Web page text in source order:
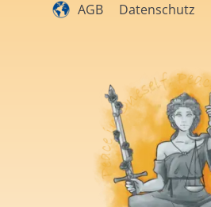
AGB Datenschutz